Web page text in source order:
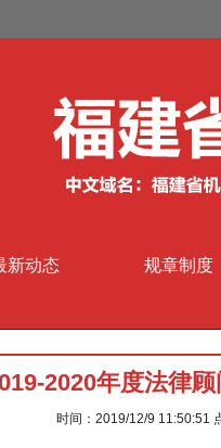
新动态 规章制度
2020年度法律
时间：2019/12/9 11:50:51